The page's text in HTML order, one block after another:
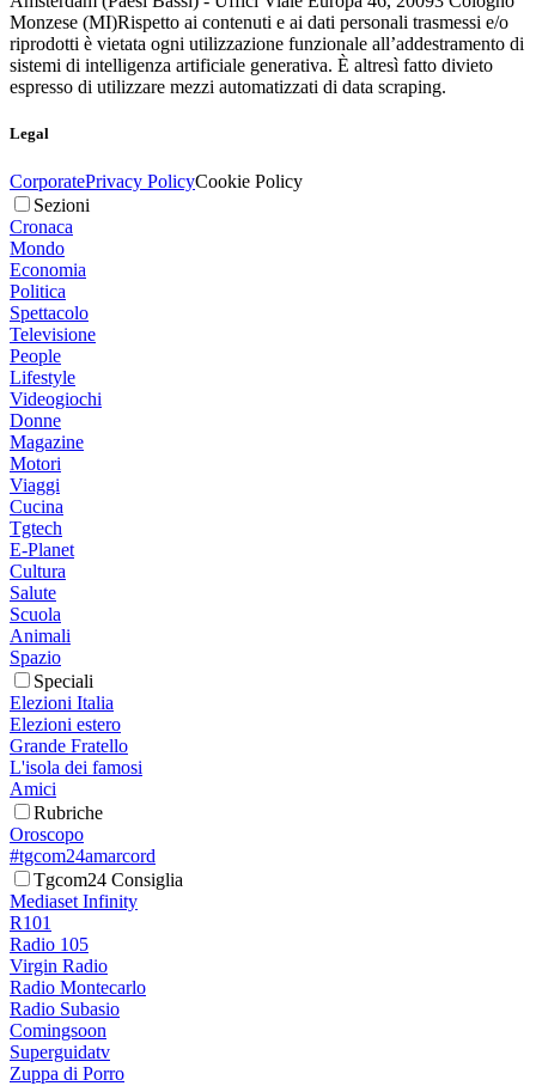
Monzese (MI)Rispetto ai contenuti e ai dati personali trasmessi e/o
riprodotti è vietata ogni utilizzazione funzionale all’addestramento di
sistemi di intelligenza artificiale generativa. È altresì fatto divieto
espresso di utilizzare mezzi automatizzati di data scraping.
Legal
CorporatePrivacy PolicyCookie Policy
Sezioni
Cronaca
Mondo
Economia
Politica
Spettacolo
Televisione
People
Lifestyle
Videogiochi
Donne
Magazine
Motori
Viaggi
Cucina
Tgtech
E-Planet
Cultura
Salute
Scuola
Animali
Spazio
Speciali
Elezioni Italia
Elezioni estero
Grande Fratello
L'isola dei famosi
Amici
Rubriche
Oroscopo
#tgcom24amarcord
Tgcom24 Consiglia
Mediaset Infinity
R101
Radio 105
Virgin Radio
Radio Montecarlo
Radio Subasio
Comingsoon
Superguidatv
Zuppa di Porro